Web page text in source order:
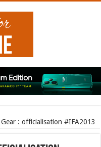
: officialisation #IFA2013